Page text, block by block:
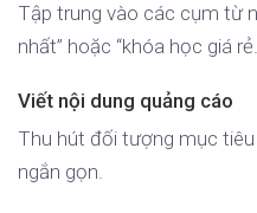
Tập trung vào các cụm từ
nhất” hoặc “khóa học giá
Viết nội dung quảng cáo
Thu hút đối tượng mục
ngắn gọn.